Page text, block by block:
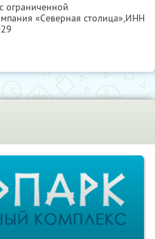
ограниченной
«Северная столица»,ИНН